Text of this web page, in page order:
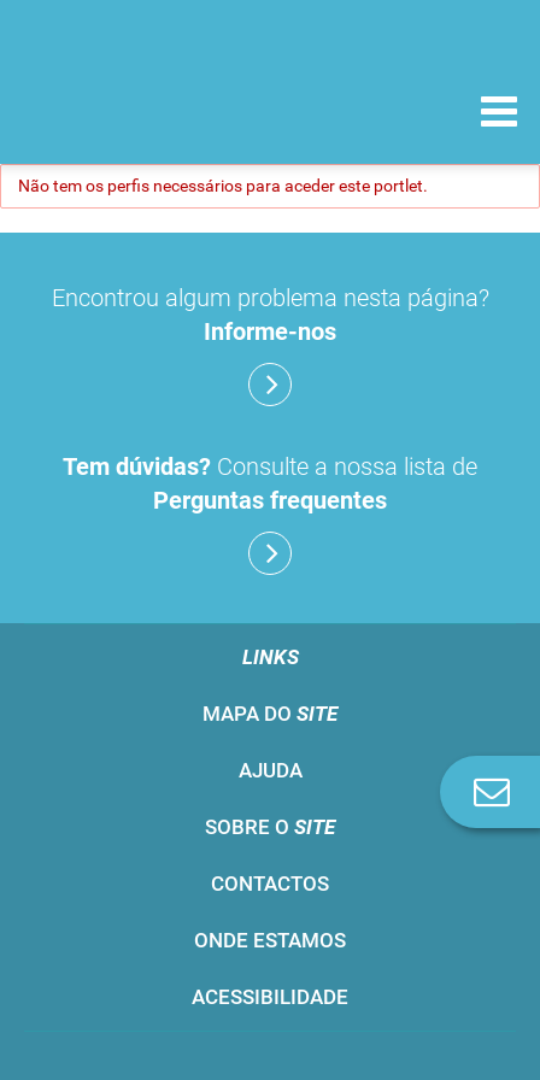
Não tem os perfis necessários para aceder este portlet.
Encontrou algum problema nesta página?
Informe-nos
Tem dúvidas? Consulte a nossa lista de
Perguntas frequentes
LINKS
MAPA DO SITE
AJUDA
SOBRE O SITE
CONTACTOS
ONDE ESTAMOS
ACESSIBILIDADE